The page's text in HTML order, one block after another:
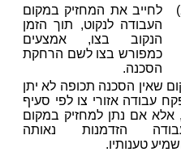
לחייב את המחזיק במקום
העבודה לנקוט, תוך הזמן
הנקוב בצו, אמצעים
כמפורש בצו לשם הרחקת
הסכנה.
שאין הסכנה תכופה לא יתן
עבודה אזורי צו לפי סעיף
אלא אם נתן למחזיק במקום
הזדמנות נאותה
טענותיו.